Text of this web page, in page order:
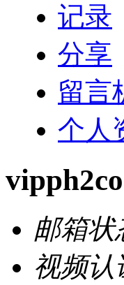
记录
分享
留言
个人
邮箱状
视频认